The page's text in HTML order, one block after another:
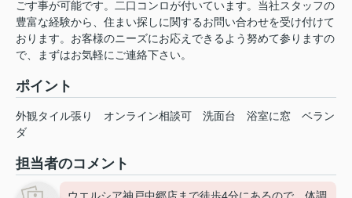
ごす事が可能です。二口コンロが付いています。当社スタッフの
豊富な経験から、住まい探しに関するお問い合わせを受け付けて
おります。お客様のニーズにお応えできるよう努めて参りますの
で、まずはお気軽にご連絡下さい。
ポイント
外観タイル張り オンライン相談可 洗面台 浴室に窓
ベラン
ダ
担当者のコメント